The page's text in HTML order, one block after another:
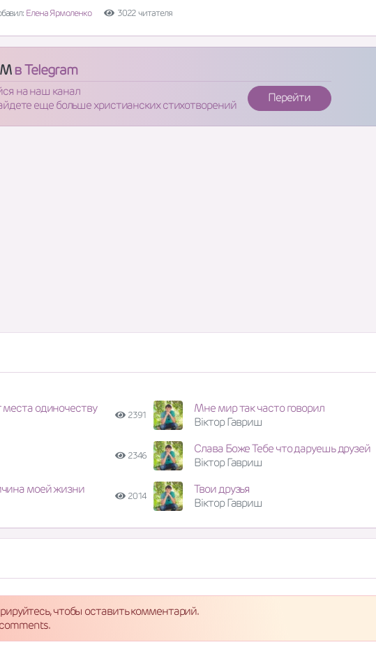
Елена Ярмоленко 3022 читателя
в Telegram
на наш канал
еще больше христианских стихотворений
Перейти
одиночеству
2391
Мне мир так часто говорил
Віктор Гавриш
2346
Слава Боже Тебе что даруешь друзей
Віктор Гавриш
моей жизни
2014
Твои друзья
Віктор Гавриш
чтобы оставить комментарий.